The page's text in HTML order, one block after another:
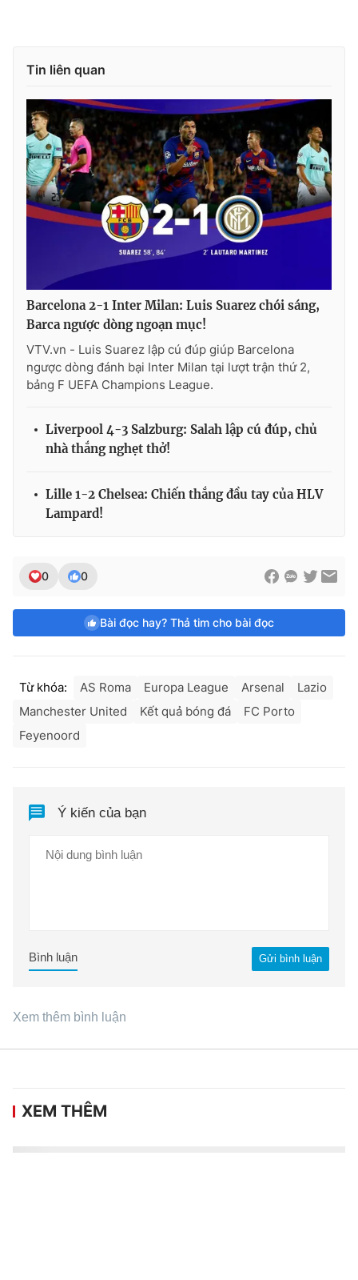
Tin liên quan
Barcelona 2-1 Inter Milan: Luis Suarez chói sáng,
Barca ngược dòng ngoạn mục!
VTV.vn - Luis Suarez lập cú đúp giúp Barcelona
ngược dòng đánh bại Inter Milan tại lượt trận thứ 2,
bảng F UEFA Champions League.
Liverpool 4-3 Salzburg: Salah lập cú đúp, chủ
nhà thắng nghẹt thở!
Lille 1-2 Chelsea: Chiến thắng đầu tay của HLV
Lampard!
0 0
Bài đọc hay? Thả tim cho bài đọc
Từ khóa: AS Roma Europa League Arsenal
Lazio
Manchester United
Kết quả bóng đá
FC Porto
Feyenoord
Ý kiến của bạn
Gửi bình luận
Bình luận
Xem thêm bình luận
XEM THÊM